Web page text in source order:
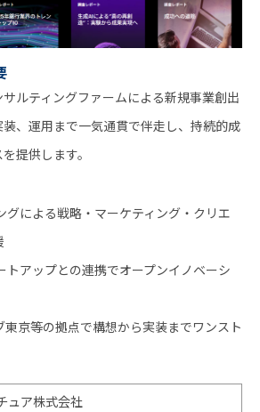
ルティングファームによる新規事業創出
、運用まで一気通貫で伴走し、持続的成
提供します。
グによる戦略・マーケティング・クリエ
トアップとの連携でオープンイノベーシ
京等の拠点で構想から実装までワンスト
ュア株式会社